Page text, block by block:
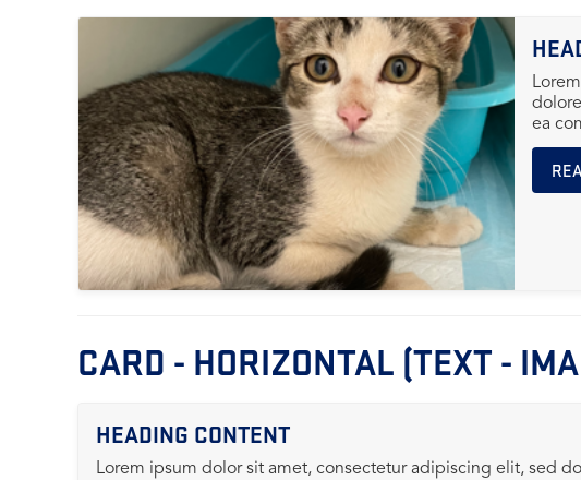
ea
CARD - HORIZONTAL (TEXT -
HEADING CONTENT
Lorem ipsum dolor sit amet, consectetur adipiscing elit, sed